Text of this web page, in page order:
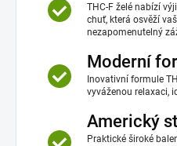
THC-F želé nabízí
chuť, která osvěží
nezapomenutelný
Moderní
Inovativní formule
vyváženou relaxaci,
Americký
Praktické široké